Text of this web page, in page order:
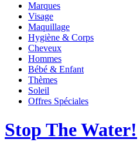
Marques
Visage
Maquillage
Hygiène & Corps
Cheveux
Hommes
Bébé & Enfant
Thèmes
Soleil
Offres Spéciales
Stop The Water!